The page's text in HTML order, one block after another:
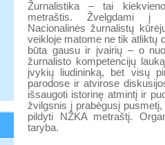
Žurnalistika – tai
metraštis. Žvelgdami į
Nacionalinės žurnalistų
veikloje matome ne tik atliktų
būta gausu ir įvairių – o
žurnalisto kompetencijų
įvykių liudininką, bet visų
parodose ir atvirose
išsaugoti istorinę atmintį ir
žvilgsnis į prabėgusį
pildyti NŽKA metraštį.
taryba.